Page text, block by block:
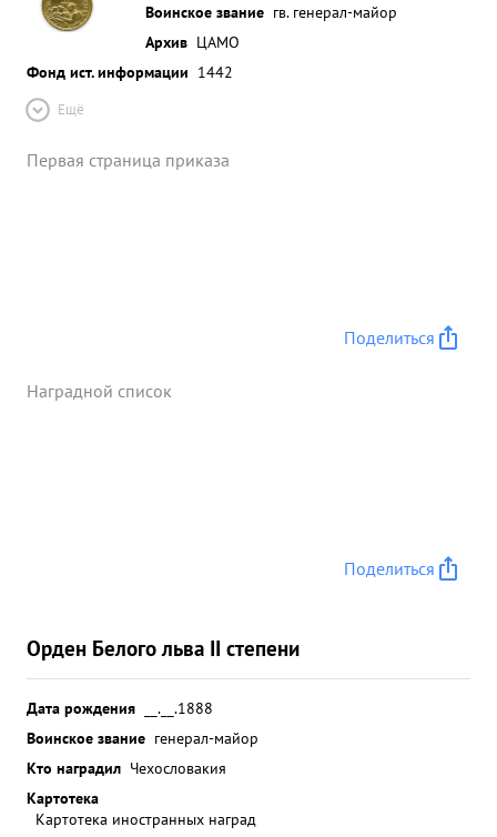
Воинское звание гв. генерал-майор
Архив ЦАМО
Фонд ист. информации 1442
Ещё
Первая страница приказа
Поделиться
Наградной список
Поделиться
Орден Белого льва II степени
Дата рождения
__.__.1888
Воинское звание генерал-майор
Кто наградил Чехословакия
Картотека
Картотека иностранных наград